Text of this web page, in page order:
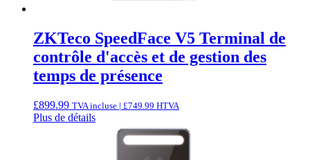
ZKTeco SpeedFace V5 Terminal de
contrôle d'accès et de gestion des
temps de présence
£899.99 TVA incluse | £749.99 HTVA
Plus de détails